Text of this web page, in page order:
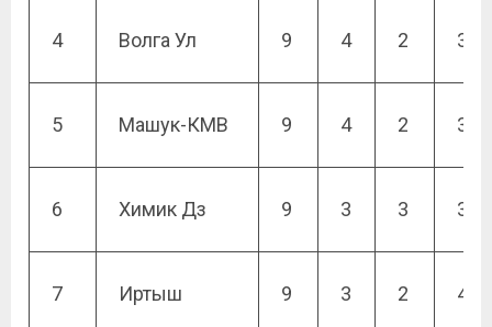
4 Волга Ул 9 4 2 3
5 Машук-КМВ 9 4 2 3
6 Химик Дз 9 3 3 3
7 Иртыш 9 3 2 4